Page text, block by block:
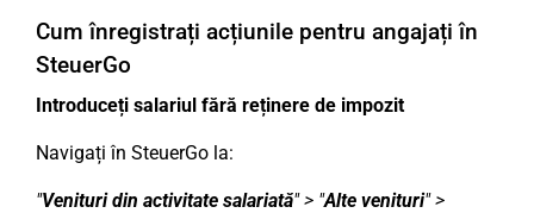
Cum înregistrați acțiunile pentru angajați în
SteuerGo
Introduceți salariul fără reținere de impozit
Navigați în SteuerGo la:
"Venituri din activitate salariată" > "Alte venituri" >